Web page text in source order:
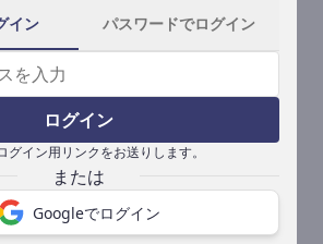
イン パスワードでログイン
ログイン
グイン用リンクをお送りします。
Googleでログイン
事買い取りで